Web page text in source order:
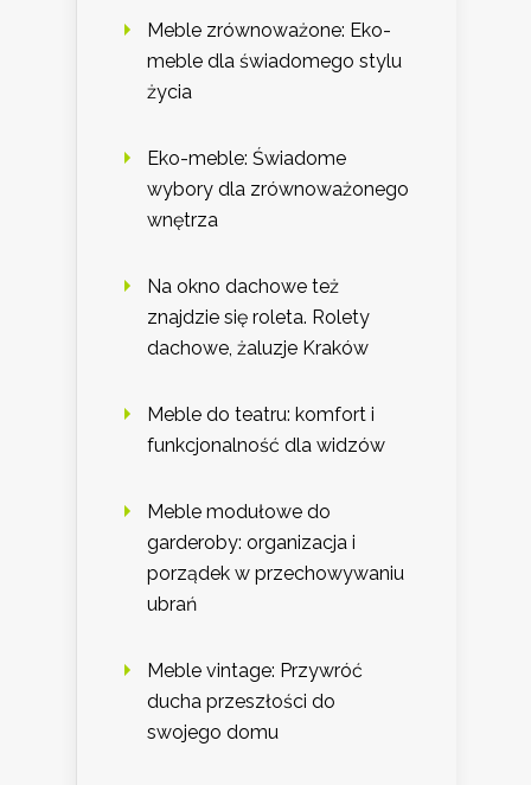
Meble zrównoważone: Eko-
meble dla świadomego stylu
życia
Eko-meble: Świadome
wybory dla zrównoważonego
wnętrza
Na okno dachowe też
znajdzie się roleta. Rolety
dachowe, żaluzje Kraków
Meble do teatru: komfort i
funkcjonalność dla widzów
Meble modułowe do
garderoby: organizacja i
porządek w przechowywaniu
ubrań
Meble vintage: Przywróć
ducha przeszłości do
swojego domu